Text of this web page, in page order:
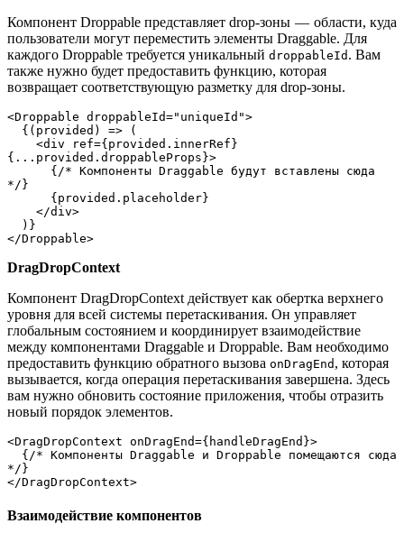
Компонент Droppable представляет drop-зоны — области, куда
пользователи могут переместить элементы Draggable. Для
каждого Droppable требуется уникальный droppableId . Вам
также нужно будет предоставить функцию, которая
возвращает соответствующую разметку для drop-зоны.
<Droppable droppableId="uniqueId">
  {(provided) => (
{...provided.droppableProps}>
*/}
      {provided.placeholder}
    </div>
  )}
</Droppable>
DragDropContext
Компонент DragDropContext действует как обертка верхнего
уровня для всей системы перетаскивания. Он управляет
глобальным состоянием и координирует взаимодействие
между компонентами Draggable и Droppable. Вам необходимо
предоставить функцию обратного вызова onDragEnd , которая
вызывается, когда операция перетаскивания завершена. Здесь
вам нужно обновить состояние приложения, чтобы отразить
новый порядок элементов.
<DragDropContext onDragEnd={handleDragEnd}>
*/}
</DragDropContext>
Взаимодействие компонентов